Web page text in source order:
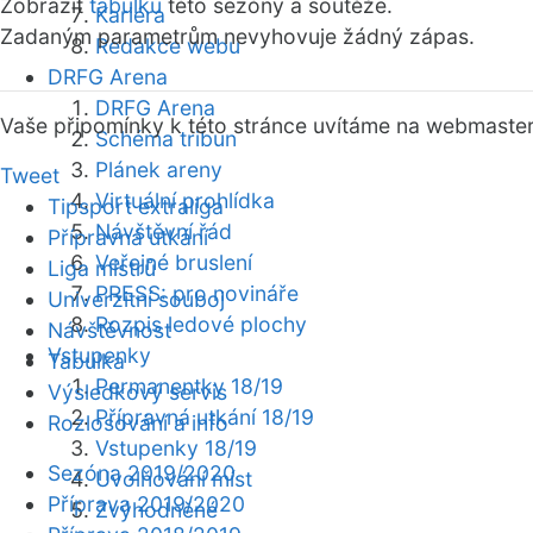
Kariéra
Redakce webu
DRFG Arena
DRFG Arena
Schéma tribun
Plánek areny
Virtuální prohlídka
Návštěvní řád
Veřejné bruslení
PRESS: pro novináře
Rozpis ledové plochy
Vstupenky
Permanentky 18/19
Přípravná utkání 18/19
Vstupenky 18/19
Uvolňování míst
Zvýhodněné
Zobrazit tabulku této sezóny a soutěže.
Zadaným parametrům nevyhovuje žádný zápas.
Vaše připomínky k této stránce uvítáme na webmaster
Tweet
Tipsport extraliga
Přípravná utkání
Liga mistrů
Univerzitní souboj
Návštěvnost
Tabulka
Výsledkový servis
Rozlosování a info
Sezóna 2019/2020
Příprava 2019/2020